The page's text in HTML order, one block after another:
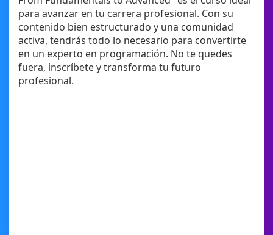
para avanzar en tu carrera profesional. Con su
contenido bien estructurado y una comunidad
activa, tendrás todo lo necesario para convertirte
en un experto en programación. No te quedes
fuera, inscríbete y transforma tu futuro
profesional.